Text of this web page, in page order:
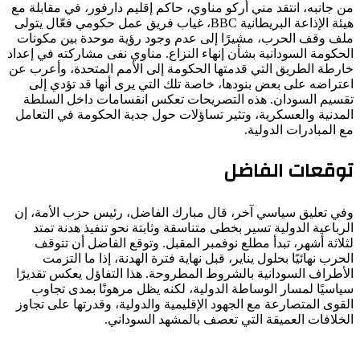
من جانبه، انتقد مني أركو مناوي، حاكم إقليم دارفور، في مقابلة مع
هيئة الإذاعة البريطانية BBC، غياب فريق عمل حكومي فعّال يتولى
ملف وقف الحرب، مشيرًا إلى عدم وجود رؤية موحدة بين مكونات
الحكومة السودانية بشأن إنهاء النزاع. مناوي نفى مشاركته في إعداد
خارطة الطريق التي قدمتها الحكومة إلى الأمم المتحدة، وأعرب عن
اعتراضه على بعض بنودها، خاصة تلك التي يرى أنها قد تؤدي إلى
تقسيم السودان. هذه التصريحات تعكس انقسامات داخل السلطة
المدنية والعسكرية، وتثير تساؤلات حول جدية الحكومة في التعامل
مع المبادرات الدولية.
توقعات الفاضل
وفي تعليق سياسي آخر، قال مبارك الفاضل، رئيس حزب الأمة، إن
الرباعية الدولية تسير بخطى متناسقة وثابتة نحو تنفيذ هدنة تمتد
لثلاثة أشهر، تبدأ مطلع نوفمبر المقبل. وتوقع الفاضل أن تتوقف
الحرب نهائيًا بحلول يناير، قبل نهاية فترة الهدنة، إذا ما التزمت
الأطراف السودانية بالشروط المطروحة. هذا التفاؤل يعكس تقديرًا
سياسيًا لمسار الوساطة الدولية، لكنه يظل مرهونًا بمدى تجاوب
القوى المتصارعة مع الجهود الإقليمية والدولية، وقدرتها على تجاوز
الخلافات العميقة التي تعصف بالمشهد السوداني.